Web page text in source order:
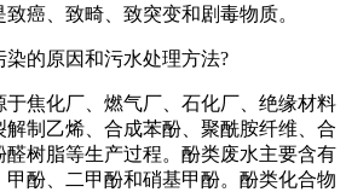
癌、致畸、致突变和剧毒物质。
的原因和污水处理方法?
焦化厂、燃气厂、石化厂、绝缘材料
制乙烯、合成苯酚、聚酰胺纤维、合
醛树脂等生产过程。酚类废水主要含有
酚、二甲酚和硝基甲酚。酚类化合物